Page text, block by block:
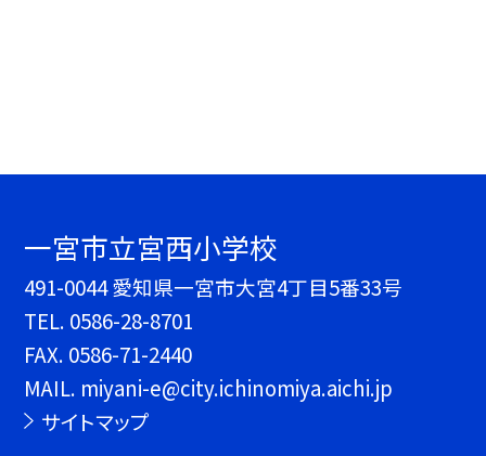
一宮市立宮西小学校
491-0044 愛知県一宮市大宮4丁目5番33号
TEL. 0586-28-8701
FAX. 0586-71-2440
MAIL. miyani-e@city.ichinomiya.aichi.jp
サイトマップ